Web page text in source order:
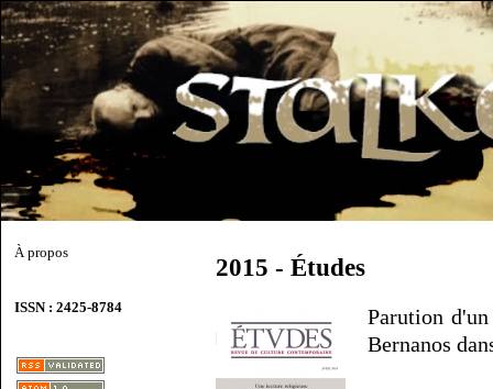
À propos
ISSN : 2425-8784
2015 - Études
Parution
Bernanos